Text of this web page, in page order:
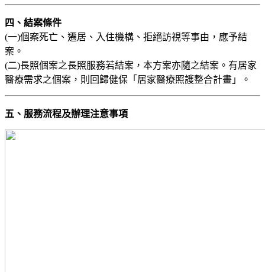
四、結案條件
(一)個案死亡、遷居、入住機構、拒絕訪視等事由，應予結
案。
(二)長照個案之長照服務若結案，本方案亦隨之結案。有居家
醫療需求之個案，則回歸健保「居家醫療照護整合計畫」。
五、服務流程及辦理注意事項